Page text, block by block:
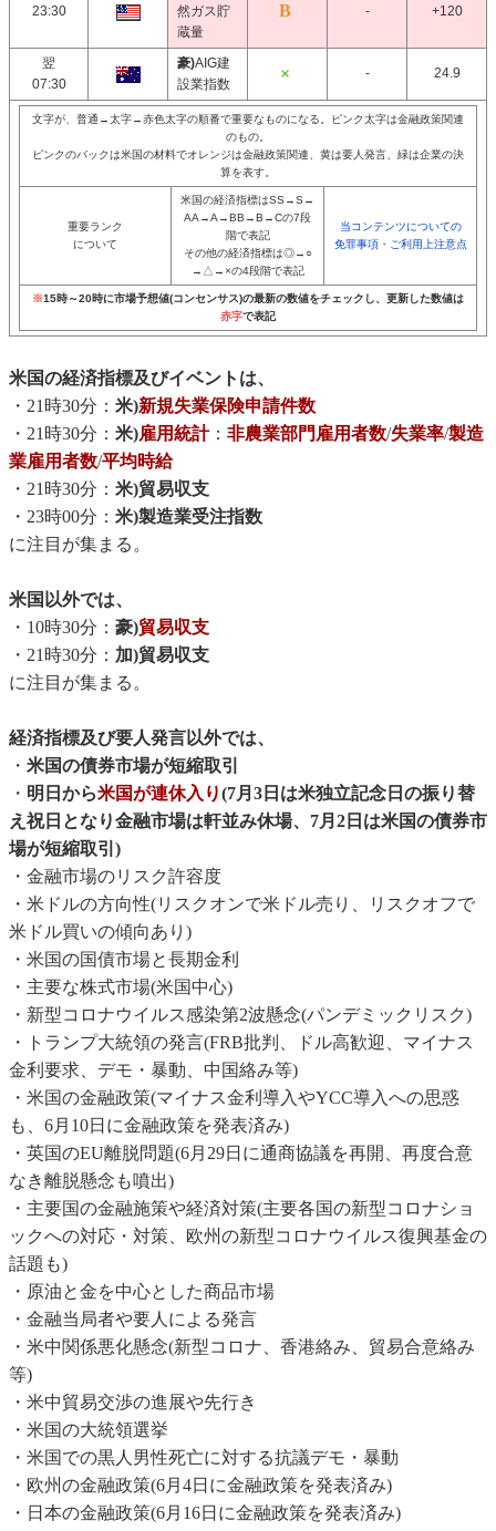
23:30
然ガス貯
蔵量
- +120
翌
07:30
豪)AIG建
設業指数
- 24.9
文字が、普通→太字→赤色太字の順番で重要なものになる。ピンク太字は金融政策関連
のもの。
ピンクのバックは米国の材料でオレンジは金融政策関連、黄は要人発言、緑は企業の決
算を表す。
重要ランク
について
米国の経済指標はSS→S→
AA→A→BB→B→Cの7段
階で表記
その他の経済指標は◎→○
→△→×の4段階で表記
当コンテンツについての
免罪事項・ご利用上注意点
※15時～20時に市場予想値(コンセンサス)の最新の数値をチェックし、更新した数値は
赤字で表記
米国の経済指標及びイベントは、
・21時30分： 米)新規失業保険申請件数
・21時30分： 米)雇用統計： 非農業部門雇用者数/失業率/製造
業雇用者数/平均時給
・21時30分： 米)貿易収支
・23時00分： 米)製造業受注指数
に注目が集まる。
米国以外では、
・10時30分： 豪)貿易収支
・21時30分： 加)貿易収支
に注目が集まる。
経済指標及び要人発言以外では、
・ 米国の債券市場が短縮取引
・ 明日から米国が連休入り(7月3日は米独立記念日の振り替
え祝日となり金融市場は軒並み休場、7月2日は米国の債券市
場が短縮取引)
・金融市場のリスク許容度
・米ドルの方向性(リスクオンで米ドル売り、リスクオフで
米ドル買いの傾向あり)
・米国の国債市場と長期金利
・主要な株式市場(米国中心)
・新型コロナウイルス感染第2波懸念(パンデミックリスク)
・トランプ大統領の発言(FRB批判、ドル高歓迎、マイナス
金利要求、デモ・暴動、中国絡み等)
・米国の金融政策(マイナス金利導入やYCC導入への思惑
も、6月10日に金融政策を発表済み)
・英国のEU離脱問題(6月29日に通商協議を再開、再度合意
なき離脱懸念も噴出)
・主要国の金融施策や経済対策(主要各国の新型コロナショ
ックへの対応・対策、欧州の新型コロナウイルス復興基金の
話題も)
・原油と金を中心とした商品市場
・金融当局者や要人による発言
・米中関係悪化懸念(新型コロナ、香港絡み、貿易合意絡み
等)
・米中貿易交渉の進展や先行き
・米国の大統領選挙
・米国での黒人男性死亡に対する抗議デモ・暴動
・欧州の金融政策(6月4日に金融政策を発表済み)
・日本の金融政策(6月16日に金融政策を発表済み)